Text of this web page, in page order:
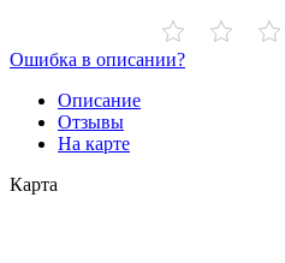
Ошибка в описании?
Описание
Отзывы
На карте
Карта